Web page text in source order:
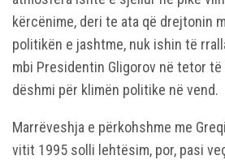
kërcënime, deri te ata që drejtonin
politikën e jashtme, nuk ishin të
mbi Presidentin Gligorov në tetor
dëshmi për klimën politike në vend.
Marrëveshja e përkohshme me
vitit 1995 solli lehtësim, por, pasi